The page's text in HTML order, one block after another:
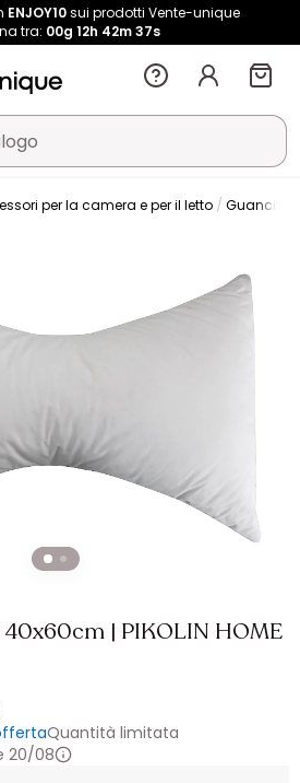
ENJOY10sui prodotti Vente-unique
tra: 00g 12h 42m 35s
per la camera e per il letto Guanciale
| PIKOLIN HOME
Quantità limitata
20/08